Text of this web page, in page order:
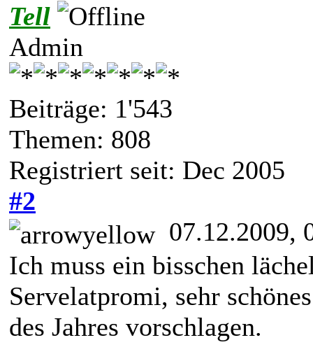
Tell
Admin
Beiträge: 1'543
Themen: 808
Registriert seit: Dec 2005
#2
07.12.2009,
Ich muss ein bisschen
Servelatpromi, sehr
des Jahres vorschlagen.